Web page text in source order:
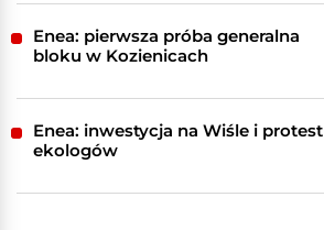
Enea: pierwsza próba generalna
bloku w Kozienicach
Enea: inwestycja na Wiśle i protest
ekologów